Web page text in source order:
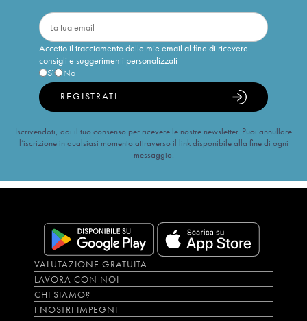
Accetto il tracciamento delle mie email al fine di ricevere
consigli e suggerimenti personalizzati
Sì
No
REGISTRATI
Iscrivendoti, dai il tuo consenso per ricevere le nostre newsletter. Puoi annullare
l’iscrizione in qualsiasi momento attraverso il link disponibile alla fine di ogni
messaggio.
VALUTAZIONE GRATUITA
LAVORA CON NOI
CHI SIAMO?
I NOSTRI IMPEGNI